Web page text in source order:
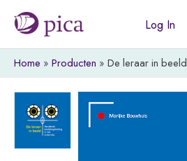
naar
de
inhoud
Log In
Home Producten De leraar in beeld